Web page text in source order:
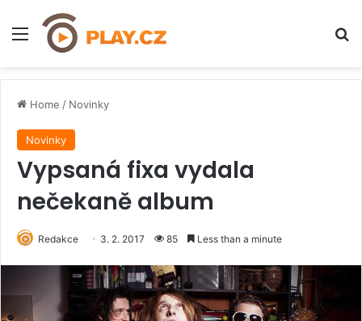
Menu
Home / Novinky
Novinky
Vypsaná fixa vydala
nečekaně album
Redakce 3. 2. 2017 85 Less than a minute